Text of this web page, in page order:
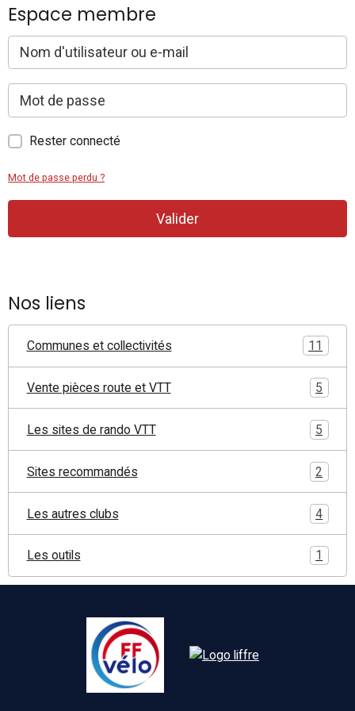
Espace membre
Rester connecté
Mot de passe perdu ?
Valider
Nos liens
Communes et collectivités 11
Vente pièces route et VTT 5
Les sites de rando VTT 5
Sites recommandés 2
Les autres clubs 4
Les outils 1